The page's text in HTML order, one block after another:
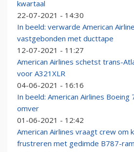
kwartaal
22-07-2021 - 14:30
In beeld: verwarde American
vastgebonden met ducttape
12-07-2021 - 11:27
American Airlines schetst trans-
voor A321XLR
04-06-2021 - 16:16
In beeld: American Airlines
omver
01-06-2021 - 12:42
American Airlines vraagt crew om
frustreren met gedimde B787-